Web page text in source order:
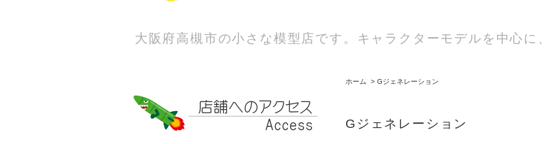
大阪府高槻市の小さな模型店です。キャラクターモデルを中心に
ホーム > Gジェネレーション
Gジェネレーション